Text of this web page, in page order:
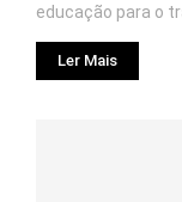
educação para o
Ler Mais